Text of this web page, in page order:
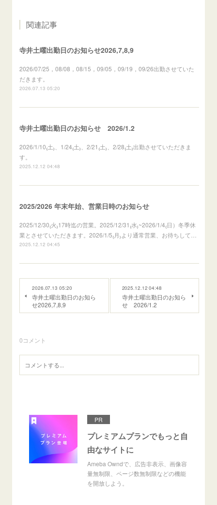
関連記事
寺井土曜出勤日のお知らせ2026,7,8,9
2026/07/25，08/08，08/15，09/05，09/19，09/26出勤させていた
だきます。
2026.07.13 05:20
寺井土曜出勤日のお知らせ 2026/1.2
2026/1/10₍土₎、1/24₍土₎、2/21₍土₎、2/28₍土₎出勤させていただきま
す。
2025.12.12 04:48
2025/2026 年末年始、営業日時のお知らせ
2025/12/30₍火₎17時迄の営業。2025/12/31₍水₎~2026/1/4₍日）冬季休
業とさせていただきます。2026/1/5₍月₎より通常営業、お待ちして…
2025.12.12 04:45
2026.07.13 05:20
寺井土曜出勤日のお知ら
せ2026,7,8,9
2025.12.12 04:48
寺井土曜出勤日のお知ら
せ 2026/1.2
0コメント
PR
プレミアムプランでもっと自
由なサイトに
Ameba Owndで、広告非表示、画像容
量無制限、ページ数無制限などの機能
を開放しよう。